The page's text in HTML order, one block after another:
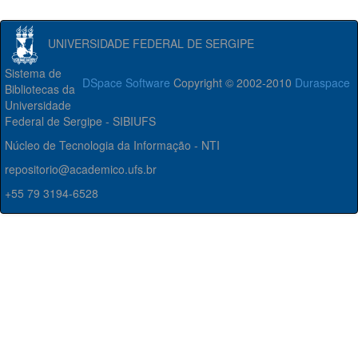
UNIVERSIDADE FEDERAL DE SERGIPE
DSpace Software Copyright © 2002-2010 Duraspace
Sistema de
Bibliotecas da
Universidade
Federal de Sergipe - SIBIUFS
Núcleo de Tecnologia da Informação - NTI
repositorio@academico.ufs.br
+55 79 3194-6528